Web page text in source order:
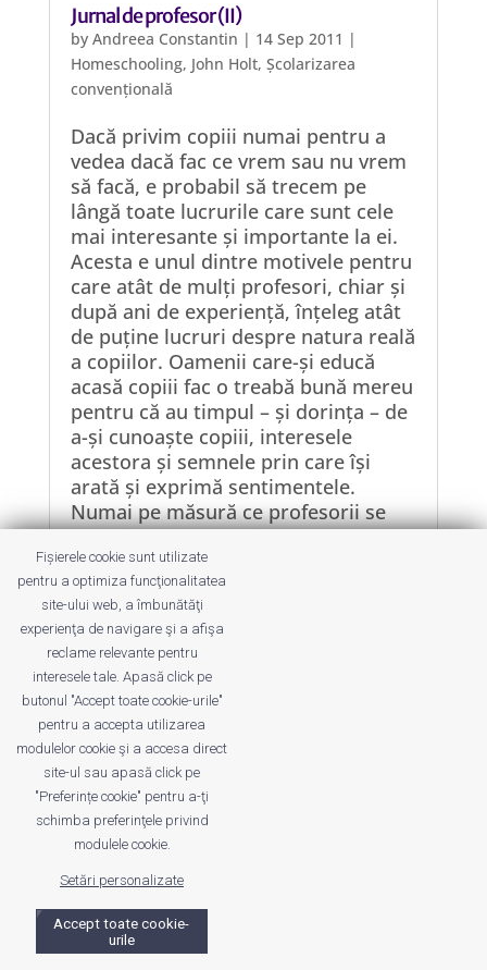
Jurnal de profesor (II)
by Andreea Constantin | 14 Sep 2011 |
Homeschooling, John Holt, Școlarizarea
convențională
Dacă privim copiii numai pentru a
vedea dacă fac ce vrem sau nu vrem
să facă, e probabil să trecem pe
lângă toate lucrurile care sunt cele
mai interesante și importante la ei.
Acesta e unul dintre motivele pentru
care atât de mulți profesori, chiar și
după ani de experiență, înțeleg atât
de puține lucruri despre natura reală
a copiilor. Oamenii care-și educă
acasă copiii fac o treabă bună mereu
pentru că au timpul – și dorința – de
a-și cunoaște copiii, interesele
acestora și semnele prin care își
arată și exprimă sentimentele.
Numai pe măsură ce profesorii se
vor elibera de rolurile lor
tradiționale – șef, polițist, judecător
– vor putea învăța destul despre
elevii lor încât să înțeleagă cum le
pot fi de folos cu adevărat.
Jurnal de profesor (I)
byAndreea Constantin
Homeschooling,John Holt
convențională
Copii se simt la școală ca la doctor.
albăstrește despre cât bine le va face
tratamentul lui; ei nu se pot gândi
Fișierele cookie sunt utilizate
pentru a optimiza funcţionalitatea
site-ului web, a îmbunătăţi
experienţa de navigare şi a afişa
reclame relevante pentru
interesele tale. Apasă click pe
butonul "Accept toate cookie-urile"
pentru a accepta utilizarea
modulelor cookie şi a accesa direct
site-ul sau apasă click pe
"Preferințe cookie" pentru a-ţi
schimba preferinţele privind
modulele cookie.
Setări personalizate
Accept toate cookie-
urile